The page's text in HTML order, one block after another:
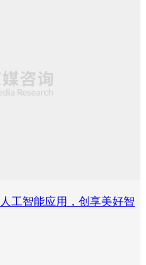
工智能应用，创享美好智